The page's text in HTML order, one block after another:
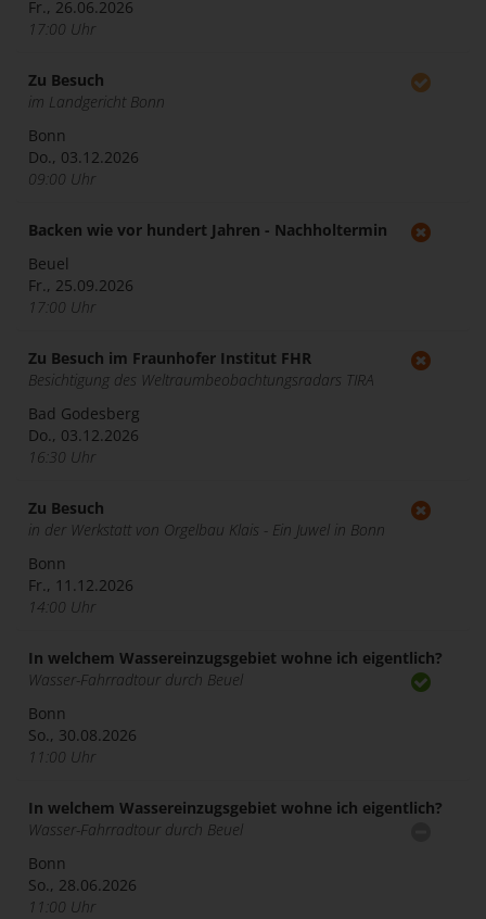
Fr., 26.06.2026
17:00 Uhr
Zu Besuch
im Landgericht Bonn
Bonn
Do., 03.12.2026
09:00 Uhr
Backen wie vor hundert Jahren - Nachholtermin
Beuel
Fr., 25.09.2026
17:00 Uhr
Zu Besuch im Fraunhofer Institut FHR
Besichtigung des Weltraumbeobachtungsradars TIRA
Bad Godesberg
Do., 03.12.2026
16:30 Uhr
Zu Besuch
in der Werkstatt von Orgelbau Klais - Ein Juwel in Bonn
Bonn
Fr., 11.12.2026
14:00 Uhr
In welchem Wassereinzugsgebiet wohne ich eigentlich?
Wasser-Fahrradtour durch Beuel
Bonn
So., 30.08.2026
11:00 Uhr
In welchem Wassereinzugsgebiet wohne ich eigentlich?
Wasser-Fahrradtour durch Beuel
Bonn
So., 28.06.2026
11:00 Uhr